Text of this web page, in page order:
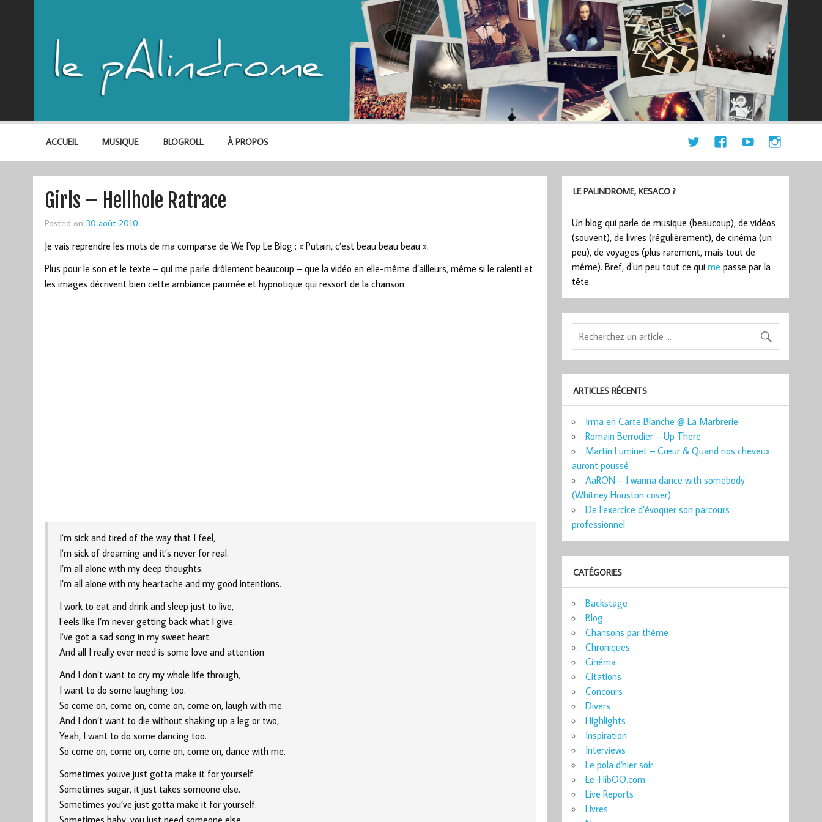
ACCUEIL MUSIQUE BLOGROLL À PROPOS
Girls – Hellhole Ratrace
Posted on 30 août 2010
Je vais reprendre les mots de ma comparse de We Pop Le Blog : « Putain, c’est beau beau beau ».
Plus pour le son et le texte – qui me parle drôlement beaucoup – que la vidéo en elle-même d’ailleurs, même si le ralenti et
les images décrivent bien cette ambiance paumée et hypnotique qui ressort de la chanson.
I’m sick and tired of the way that I feel,
I’m sick of dreaming and it’s never for real.
I’m all alone with my deep thoughts.
I’m all alone with my heartache and my good intentions.
I work to eat and drink and sleep just to live,
Feels like I’m never getting back what I give.
I’ve got a sad song in my sweet heart.
And all I really ever need is some love and attention
And I don’t want to cry my whole life through,
I want to do some laughing too.
So come on, come on, come on, come on, laugh with me.
And I don’t want to die without shaking up a leg or two,
Yeah, I want to do some dancing too.
So come on, come on, come on, come on, dance with me.
Sometimes youve just gotta make it for yourself.
Sometimes sugar, it just takes someone else.
Sometimes you’ve just gotta make it for yourself.
Sometimes baby, you just need someone else.
LE PALINDROME, KESACO ?
Un blog qui parle de musique (beaucoup), de vidéos
(souvent), de livres (régulièrement), de cinéma (un
peu), de voyages (plus rarement, mais tout de
même). Bref, d’un peu tout ce quime passe par la
tête.
ARTICLES RÉCENTS
Irma en Carte Blanche @ La Marbrerie
Romain Berrodier – Up There
Martin Luminet – Cœur & Quand nos cheveux
auront poussé
AaRON – I wanna dance with somebody
(Whitney Houston cover)
De l’exercice d’évoquer son parcours
professionnel
CATÉGORIES
Backstage
Blog
Chansons par thème
Chroniques
Cinéma
Citations
Concours
Divers
Highlights
Inspiration
Interviews
Le pola d'hier soir
Le-HibOO.com
Live Reports
Livres